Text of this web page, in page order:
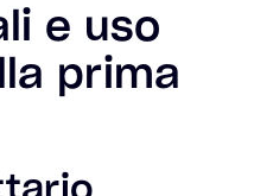
e uso
prima